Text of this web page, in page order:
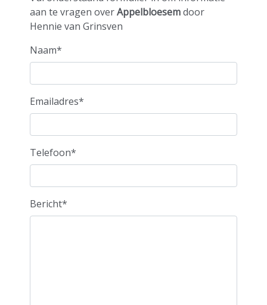
Hennie
van
Grinsven
aan te vragen overAppelbloesemdoor
Hennie van Grinsven
Naam*
Emailadres*
Telefoon*
Bericht*